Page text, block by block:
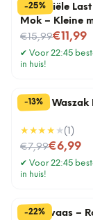
-25%
Financiële
Mok – Kleine
€15,99
Nu voor€11,99
✔ Voor 22:45
in huis!
-13%
Travel
★★★★ ★( 1 )
€7,99
Nu voor€6,99
✔ Voor 22:45
in huis!
-22%
Draadvaas –